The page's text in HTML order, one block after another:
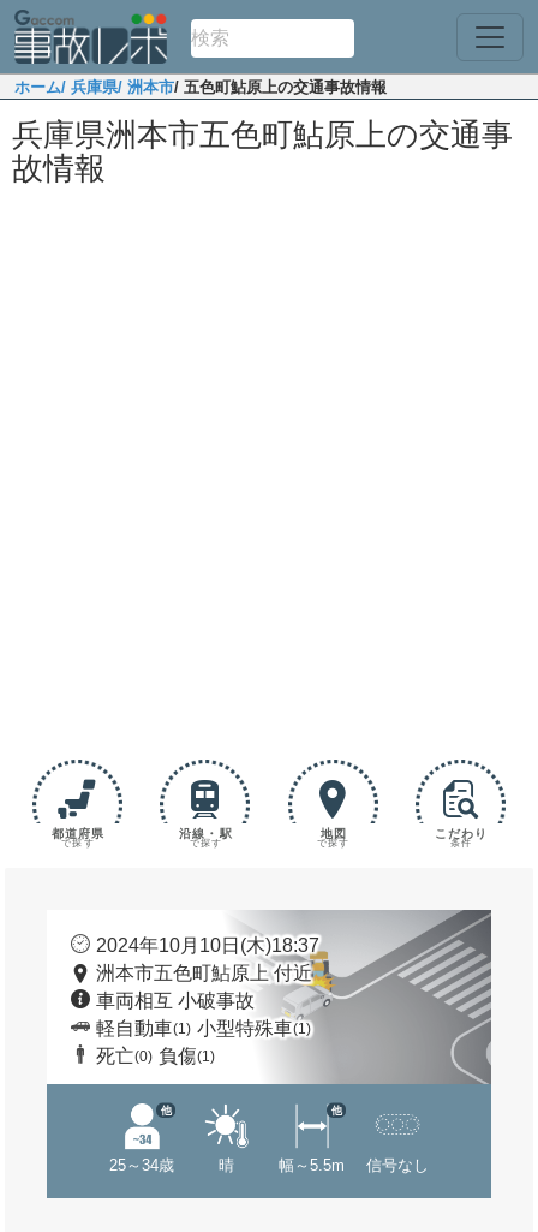
ホーム/ 兵庫県/ 洲本市/ 五色町鮎原上の交通事故情報
兵庫県洲本市五色町鮎原上の交通事
故情報
都道府県
で探す
沿線・駅
で探す
地図
で探す
こだわり
条件
2024年10月10日(木)18:37
洲本市五色町鮎原上 付近
車両相互 小破事故
軽自動車(1) 小型特殊車(1)
死亡(0) 負傷(1)
25～34歳
他
晴 幅～5.5m
他
信号なし